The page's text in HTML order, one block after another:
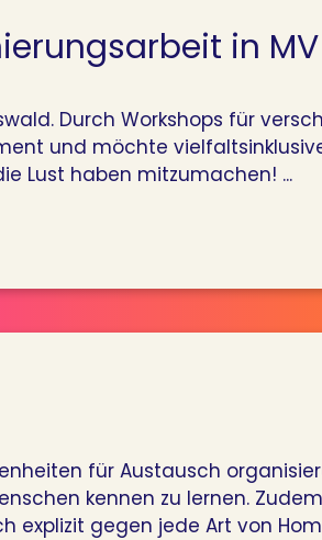
in MV
Durch Workshops für
und möchte
Lust haben mitzumachen! ...
für Austausch
kennen zu lernen.
gegen jede Art von